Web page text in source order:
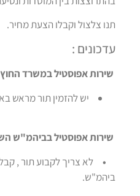
תנו צלצול וקבלו הצעת מחיר.
עדכונים :
שירות אפוסטיל במשרד
יש להזמין תור מראש
שירות אפוסטיל בביהמ"ש
• לא צריך לקבוע תור ,
ביהמ"ש.